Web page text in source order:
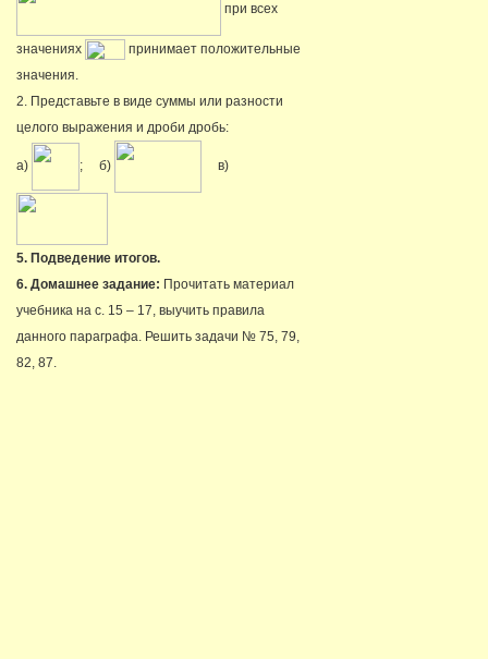
при всех
значениях
принимает положительные
значения.
2. Представьте в виде суммы или разности
целого выражения и дроби дробь:
а) ; б) в)
5. Подведение итогов.
6. Домашнее задание: Прочитать материал
учебника на с. 15 – 17, выучить правила
данного параграфа. Решить задачи № 75, 79,
82, 87.